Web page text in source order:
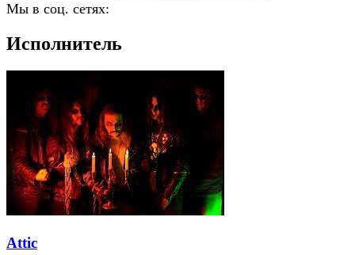
Мы в соц. сетях:
Исполнитель
Attic